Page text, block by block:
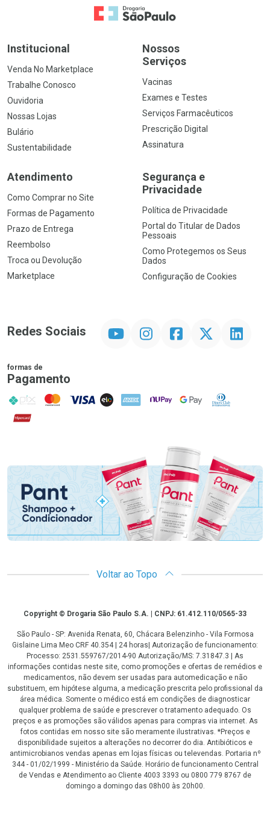
Ir para a Home
Institucional
Venda No Marketplace
Trabalhe Conosco
Ouvidoria
Nossas Lojas
Bulário
Sustentabilidade
Nossos
Serviços
Vacinas
Exames e Testes
Serviços Farmacêuticos
Prescrição Digital
Assinatura
Atendimento
Como Comprar no Site
Formas de Pagamento
Prazo de Entrega
Reembolso
Troca ou Devolução
Marketplace
Segurança e
Privacidade
Política de Privacidade
Portal do Titular de Dados
Pessoais
Como Protegemos os Seus
Dados
Configuração de Cookies
Redes Sociais InstagramFacebook Linkedin
formas de
Pagamento
PIX MasterCard
VISA ELO AMEX NuPay Google PayDiners Club
Hipercard
Promoção em Destaque
Voltar ao Topo
CopyrightCopyright © Drogaria São Paulo S.A. | CNPJ: 61.412.110/0565-33
São Paulo - SP: Avenida Renata, 60, Chácara Belenzinho - Vila Formosa
Gislaine Lima Meo CRF 40.354 | 24 horas| Autorização de funcionamento:
Processo: 2531.559767/2014-90 Autorização/MS: 7.31847.3 | As
informações contidas neste site, como promoções e ofertas de remédios e
medicamentos, não devem ser usadas para automedicação e não
substituem, em hipótese alguma, a medicação prescrita pelo profissional da
área médica. Somente o médico está em condições de diagnosticar
qualquer problema de saúde e prescrever o tratamento adequado. Os
preços e as promoções são válidos apenas para compras via internet. As
fotos contidas em nosso site são meramente ilustrativas. *Preços e
disponibilidade sujeitos a alterações no decorrer do dia. Antibióticos e
antimicrobianos vendas apenas em lojas físicas ou televendas. Portaria nº
344 - 01/02/1999 - Ministério da Saúde. Horário de funcionamento Central
de Vendas e Atendimento ao Cliente 4003 3393 ou 0800 779 8767 de
domingo a domingo das 08h00 às 20h00.